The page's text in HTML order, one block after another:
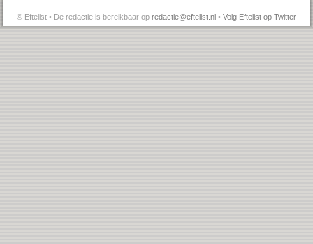
© Eftelist • De redactie is bereikbaar op redactie@eftelist.nl • Volg Eftelist op Twitter